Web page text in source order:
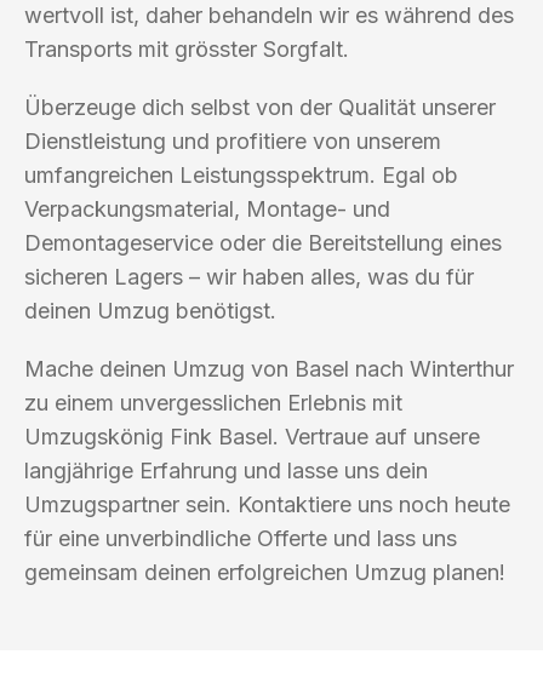
wertvoll ist, daher behandeln wir es während des
Transports mit grösster Sorgfalt.
Überzeuge dich selbst von der Qualität unserer
Dienstleistung und profitiere von unserem
umfangreichen Leistungsspektrum. Egal ob
Verpackungsmaterial, Montage- und
Demontageservice oder die Bereitstellung eines
sicheren Lagers – wir haben alles, was du für
deinen Umzug benötigst.
Mache deinen Umzug von Basel nach Winterthur
zu einem unvergesslichen Erlebnis mit
Umzugskönig Fink Basel. Vertraue auf unsere
langjährige Erfahrung und lasse uns dein
Umzugspartner sein. Kontaktiere uns noch heute
für eine unverbindliche Offerte und lass uns
gemeinsam deinen erfolgreichen Umzug planen!